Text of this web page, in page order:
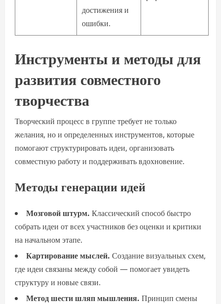
достижения и
ошибки.
Инструменты и методы для
развития совместного
творчества
Творческий процесс в группе требует не только
желания, но и определенных инструментов, которые
помогают структурировать идеи, организовать
совместную работу и поддерживать вдохновение.
Методы генерации идей
Мозговой штурм. Классический способ быстро
собрать идеи от всех участников без оценки и критики
на начальном этапе.
Картирование мыслей. Создание визуальных схем,
где идеи связаны между собой — помогает увидеть
структуру и новые связи.
Метод шести шляп мышления. Принцип смены